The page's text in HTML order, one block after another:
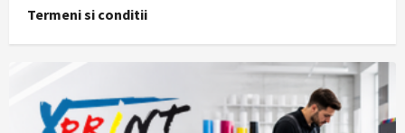
Termeni si conditii